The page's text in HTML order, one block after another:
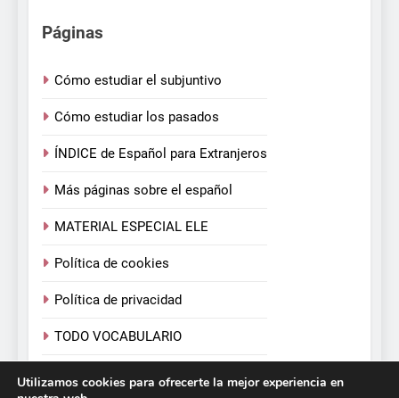
Páginas
Cómo estudiar el subjuntivo
Cómo estudiar los pasados
ÍNDICE de Español para Extranjeros
Más páginas sobre el español
MATERIAL ESPECIAL ELE
Política de cookies
Política de privacidad
TODO VOCABULARIO
Utilizamos cookies para ofrecerte la mejor experiencia en